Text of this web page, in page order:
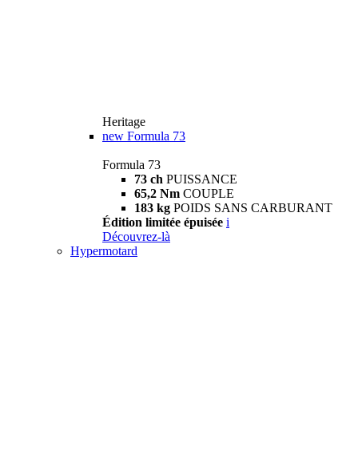
Heritage
new Formula 73
Formula 73
73 ch PUISSANCE
65,2 Nm COUPLE
183 kg POIDS SANS CARBURANT
Édition limitée épuisée i
Découvrez-là
Hypermotard